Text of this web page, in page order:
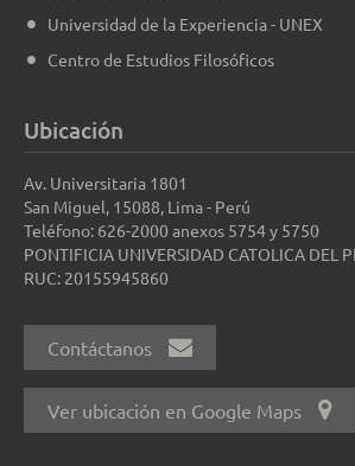
Universidad de la Experiencia - UNEX
Centro de Estudios Filosóficos
Ubicación
Av. Universitaria 1801
San Miguel, 15088, Lima - Perú
Teléfono: 626-2000 anexos 5754 y 5750
PONTIFICIA UNIVERSIDAD CATOLICA DEL
RUC: 20155945860
Contáctanos
Ver ubicación en Google Maps